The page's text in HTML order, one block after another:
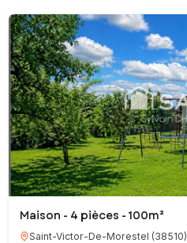
Maison - 4 pièces - 100m²
Saint-Victor-De-Morestel (38510)